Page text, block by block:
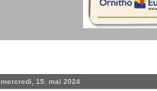
mercredi, 15. mai 2024